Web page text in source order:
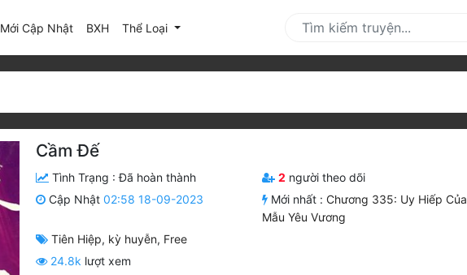
Mới Cập Nhật(current)
BXH Thể Loại
Cầm Đế
Tình Trạng :Đã hoàn thành 2 người theo dõi
Cập Nhật 02:58 18-09-2023 Mới nhất :Chương 335: Uy Hiếp Của
Mẫu Yêu Vương
Tiên Hiệp, kỳ huyễn, Free
24.8k lượt xem